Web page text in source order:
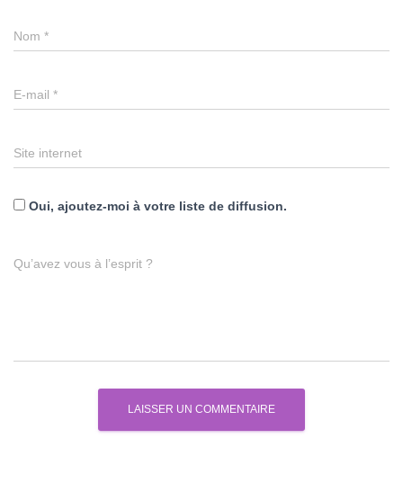
Nom *
E-mail *
Site internet
Oui, ajoutez-moi à votre liste de diffusion.
Qu’avez vous à l’esprit ?